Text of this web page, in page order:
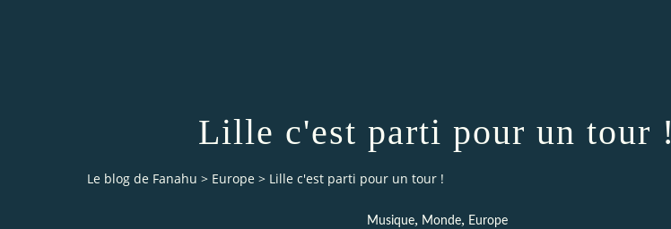
Lille c'est parti pour un tour !
Le blog de Fanahu > Europe > Lille c'est parti pour un tour !
Musique, Monde, Europe